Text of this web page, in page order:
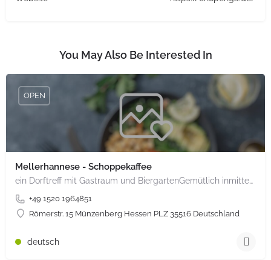
You May Also Be Interested In
Mellerhannese - Schoppekaffee
ein Dorftreff mit Gastraum und BiergartenGemütlich inmitten unserem idyllischen Trais Münzenberg, entlang…
+49 1520 1964851
Römerstr. 15 Münzenberg Hessen PLZ 35516 Deutschland
OPEN
deutsch